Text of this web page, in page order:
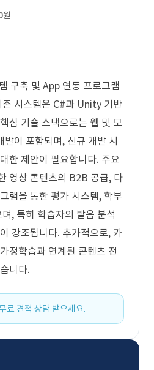
원
구축 및 App 연동 프로그램
존 시스템은 C#과 Unity 기반
심 기술 스택으로는 웹 및 모
이 포함되며, 신규 개발 시
한 제안이 필요합니다. 주요
영상 콘텐츠의 B2B 공급, 다
램을 통한 평가 시스템, 학부
, 특히 학습자의 발음 분석
강조됩니다. 추가적으로, 카
정학습과 연계된 콘텐츠 전
니다.
료 견적 상담 받으세요.